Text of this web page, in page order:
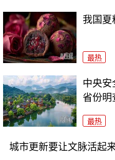
我国夏
最热
中央安
省份明
最热
城市更新要让文脉活起